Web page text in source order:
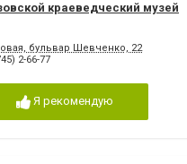
краеведческий музей
бульвар Шевченко, 22
2-66-77
Я рекомендую